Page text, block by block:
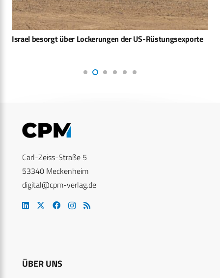
Israel besorgt über Lockerungen der US-Rüstungsexporte
Carl-Zeiss-Straße 5
53340 Meckenheim
digital@cpm-verlag.de
ÜBER UNS